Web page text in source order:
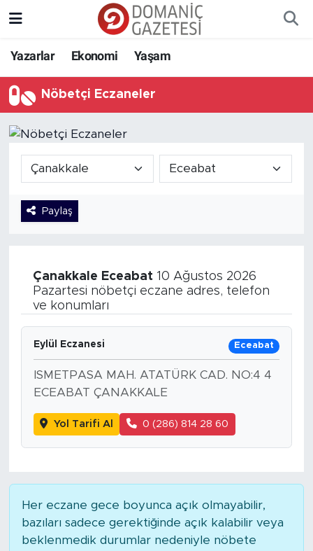
Yazarlar Ekonomi Yaşam
Nöbetçi Eczaneler
Paylaş
Çanakkale Eceabat10 Ağustos 2026
Pazartesi nöbetçi eczane adres, telefon
ve konumları
Eylül Eczanesi Eceabat
ISMETPASA MAH. ATATÜRK CAD. NO:4 4
ECEABAT ÇANAKKALE
Yol Tarifi Al 0 (286) 814 28 60
Her eczane gece boyunca açık olmayabilir,
bazıları sadece gerektiğinde açık kalabilir veya
beklenmedik durumlar nedeniyle nöbete